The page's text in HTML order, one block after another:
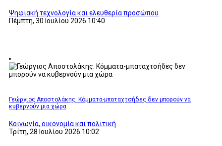
Ψηφιακή τεχνολογία και ελευθερία προσώπου
Πέμπτη, 30 Ιουλίου 2026 10:40
Γεώργιος Αποστολάκης: Κόμματα-μπαταχτσήδες δεν μπορούν να
κυβερνούν μια χώρα
Κοινωνία, οικονομία και πολιτική
Τρίτη, 28 Ιουλίου 2026 10:02